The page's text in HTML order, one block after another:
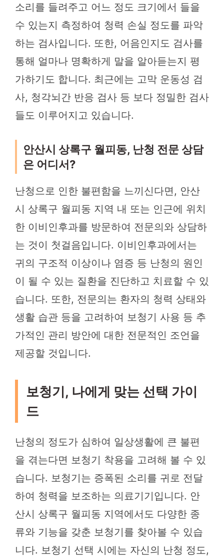
소리를 들려주고 어느 정도 크기에서 들을
수 있는지 측정하여 청력 손실 정도를 파악
하는 검사입니다. 또한, 어음인지도 검사를
통해 얼마나 명확하게 말을 알아듣는지 평
가하기도 합니다. 최근에는 고막 운동성 검
사, 청각뇌간 반응 검사 등 보다 정밀한 검사
들도 이루어지고 있습니다.
안산시 상록구 월피동, 난청 전문 상담
은 어디서?
난청으로 인한 불편함을 느끼신다면, 안산
시 상록구 월피동 지역 내 또는 인근에 위치
한 이비인후과를 방문하여 전문의와 상담하
는 것이 첫걸음입니다. 이비인후과에서는
귀의 구조적 이상이나 염증 등 난청의 원인
이 될 수 있는 질환을 진단하고 치료할 수 있
습니다. 또한, 전문의는 환자의 청력 상태와
생활 습관 등을 고려하여 보청기 사용 등 추
가적인 관리 방안에 대한 전문적인 조언을
제공할 것입니다.
보청기, 나에게 맞는 선택 가이
드
난청의 정도가 심하여 일상생활에 큰 불편
을 겪는다면 보청기 착용을 고려해 볼 수 있
습니다. 보청기는 증폭된 소리를 귀로 전달
하여 청력을 보조하는 의료기기입니다. 안
산시 상록구 월피동 지역에서도 다양한 종
류와 기능을 갖춘 보청기를 찾아볼 수 있습
니다. 보청기 선택 시에는 자신의 난청 정도,